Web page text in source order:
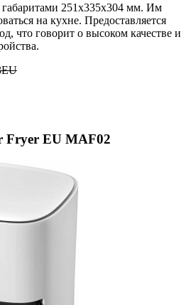
габаритами 251x335x304 мм. Им
на кухне. Предоставляется
что говорит о высоком качестве и
Fryer EU MAF02